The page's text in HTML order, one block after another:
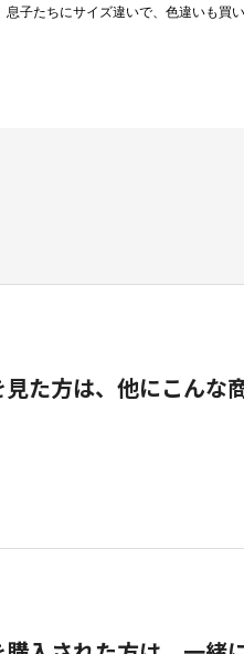
息子たちにサイズ違いで、色違いも買
見た方は、他にこんな